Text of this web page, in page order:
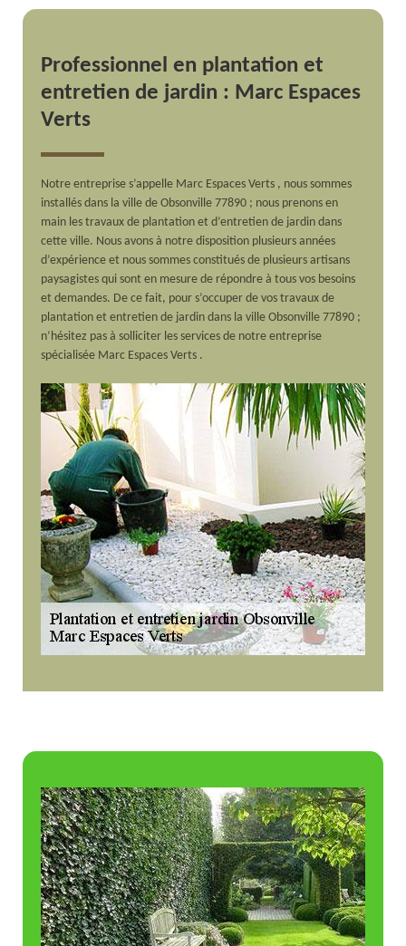
Professionnel en plantation et
entretien de jardin : Marc Espaces
Verts
Notre entreprise s’appelle Marc Espaces Verts , nous sommes
installés dans la ville de Obsonville 77890 ; nous prenons en
main les travaux de plantation et d’entretien de jardin dans
cette ville. Nous avons à notre disposition plusieurs années
d’expérience et nous sommes constitués de plusieurs artisans
paysagistes qui sont en mesure de répondre à tous vos besoins
et demandes. De ce fait, pour s’occuper de vos travaux de
plantation et entretien de jardin dans la ville Obsonville 77890 ;
n’hésitez pas à solliciter les services de notre entreprise
spécialisée Marc Espaces Verts .